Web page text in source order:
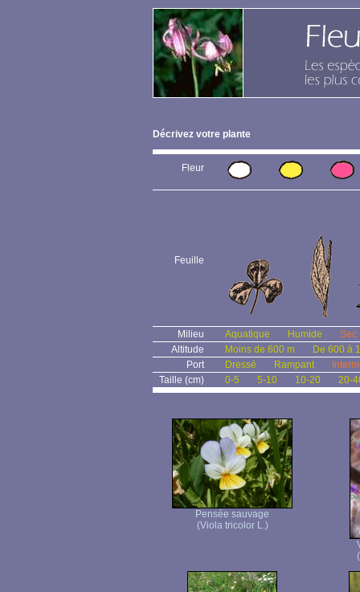
Décrivez votre plante
Fleur
Feuille
Milieu Aquatique Humide
Sec
Altitude
Moins de 600 m
De 600 à
Port
Dressé Rampant
Taille (cm)
0-5 5-10 10-20 20-
Pensée sauvage
(Viola tricolor L.)